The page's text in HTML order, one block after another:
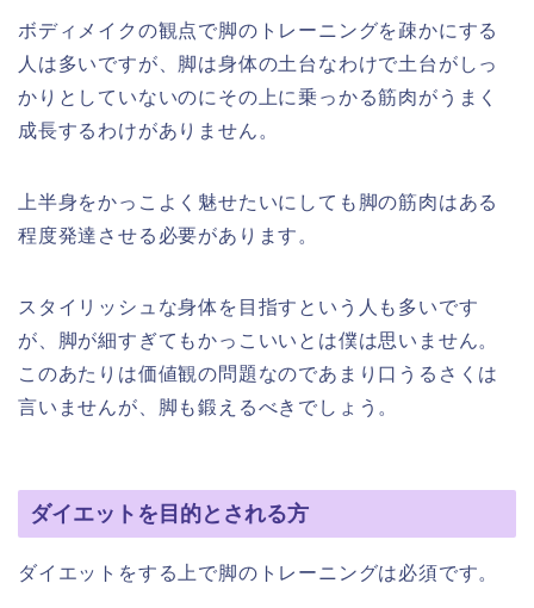
ボディメイクの観点で脚のトレーニングを疎かにする
人は多いですが、脚は身体の土台なわけで土台がしっ
かりとしていないのにその上に乗っかる筋肉がうまく
成長するわけがありません。
上半身をかっこよく魅せたいにしても脚の筋肉はある
程度発達させる必要があります。
スタイリッシュな身体を目指すという人も多いです
が、脚が細すぎてもかっこいいとは僕は思いません。
このあたりは価値観の問題なのであまり口うるさくは
言いませんが、脚も鍛えるべきでしょう。
ダイエットを目的とされる方
ダイエットをする上で脚のトレーニングは必須です。